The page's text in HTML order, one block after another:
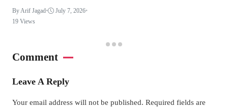
By Arif Jagad• July 7, 2026•
19 Views
Comment
Leave A Reply
Your email address will not be published. Required fields are